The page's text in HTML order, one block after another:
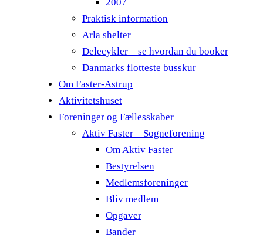
Praktisk information
Arla shelter
Delecykler – se hvordan du booker
Danmarks flotteste busskur
Om Faster-Astrup
Aktivitetshuset
Foreninger og Fællesskaber
Aktiv Faster – Sogneforening
Om Aktiv Faster
Bestyrelsen
Medlemsforeninger
Bliv medlem
Opgaver
Bander